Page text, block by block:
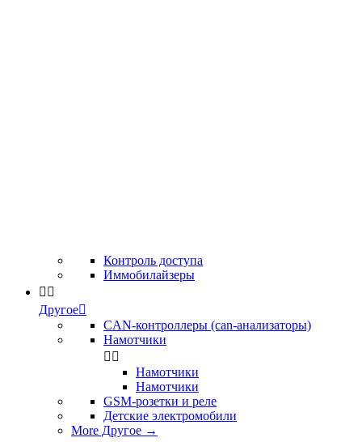
Контроль доступа
Иммобилайзеры
 
Другое
CAN-контроллеры (can-анализаторы)
Намотчики
 
Намотчики
Намотчики
GSM-розетки и реле
Детские электромобили
More Другое →